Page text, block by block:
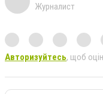
Журналист
Авторизуйтесь, щоб